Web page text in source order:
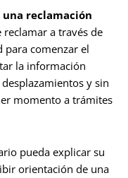
reclamación
a través de
para comenzar el
la información
y sin
momento a trámites
pueda explicar su
orientación de una